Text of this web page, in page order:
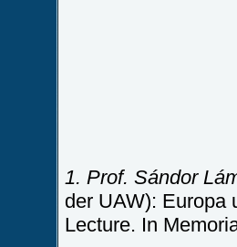
1. Prof. Sándor
der UAW): Europa
Lecture. In